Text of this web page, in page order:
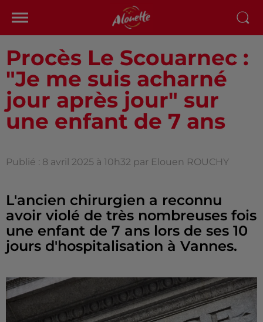
Procès Le Scouarnec :
"Je me suis acharné
jour après jour" sur
une enfant de 7 ans
Publié : 8 avril 2025 à 10h32 par Elouen ROUCHY
L'ancien chirurgien a reconnu
avoir violé de très nombreuses fois
une enfant de 7 ans lors de ses 10
jours d'hospitalisation à Vannes.